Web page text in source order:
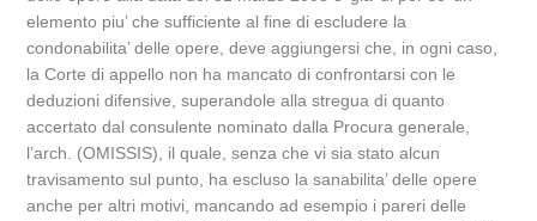
elemento piu’ che sufficiente al fine di escludere la
condonabilita’ delle opere, deve aggiungersi che, in ogni caso,
la Corte di appello non ha mancato di confrontarsi con le
deduzioni difensive, superandole alla stregua di quanto
accertato dal consulente nominato dalla Procura generale,
l’arch. (OMISSIS), il quale, senza che vi sia stato alcun
travisamento sul punto, ha escluso la sanabilita’ delle opere
anche per altri motivi, mancando ad esempio i pareri delle